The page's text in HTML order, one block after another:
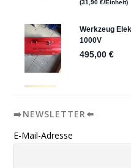
➡️NEWSLETTER⬅️
E-Mail-Adresse